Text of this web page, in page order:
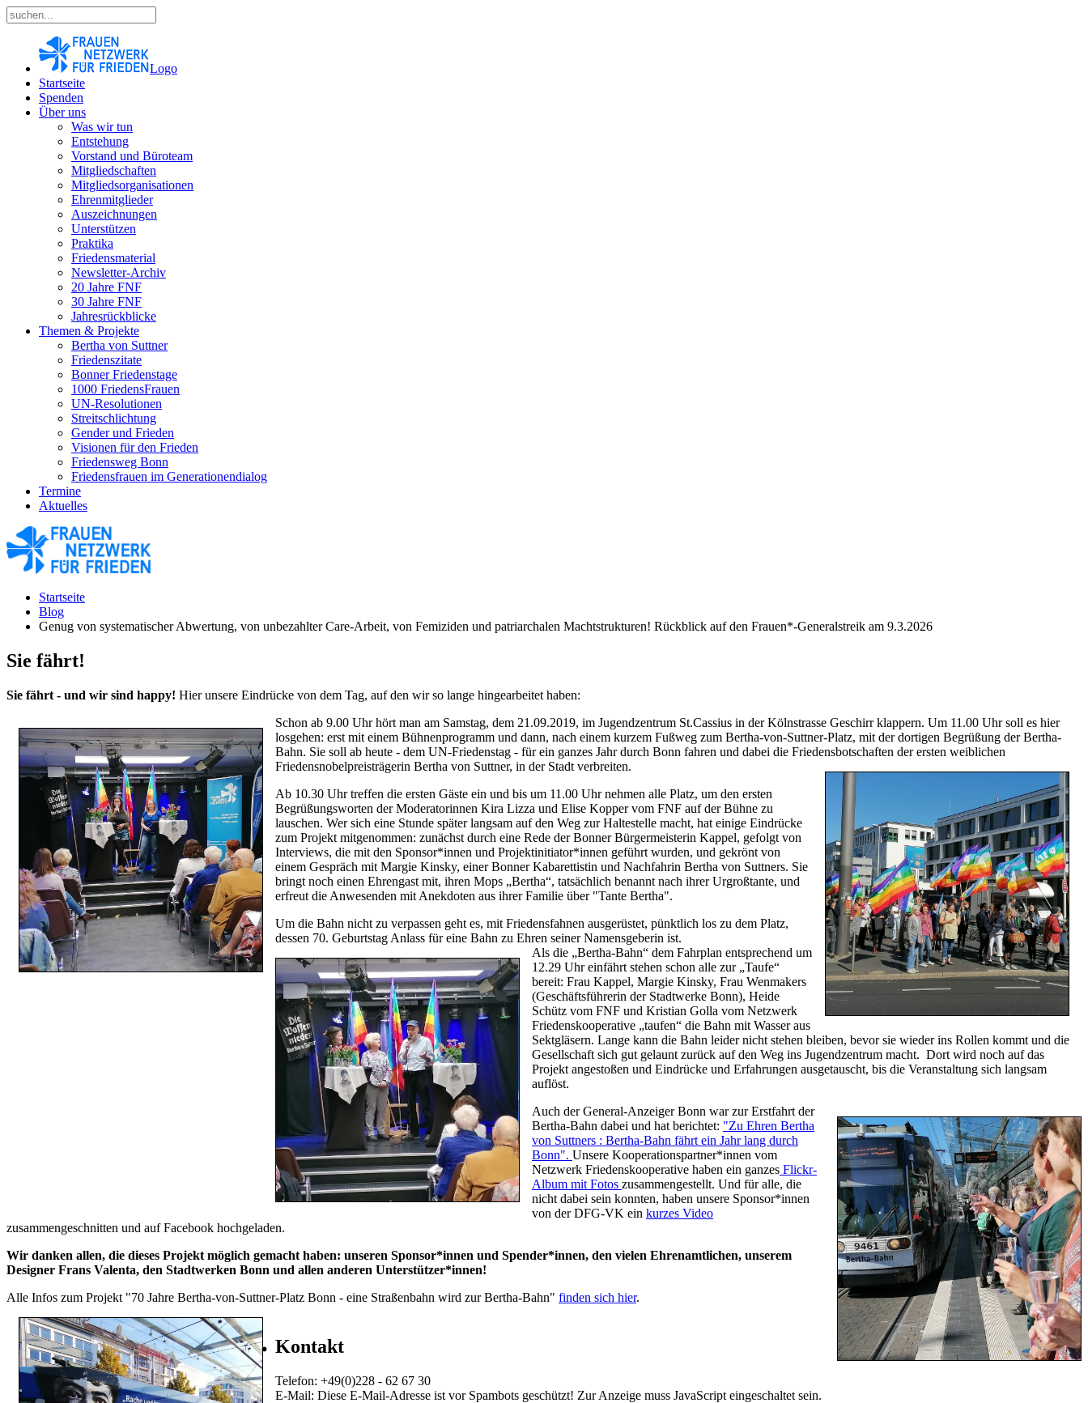
Logo
Startseite
Spenden
Über uns
Was wir tun
Entstehung
Vorstand und Büroteam
Mitgliedschaften
Mitgliedsorganisationen
Ehrenmitglieder
Auszeichnungen
Unterstützen
Praktika
Friedensmaterial
Newsletter-Archiv
20 Jahre FNF
30 Jahre FNF
Jahresrückblicke
Themen & Projekte
Bertha von Suttner
Friedenszitate
Bonner Friedenstage
1000 FriedensFrauen
UN-Resolutionen
Streitschlichtung
Gender und Frieden
Visionen für den Frieden
Friedensweg Bonn
Friedensfrauen im Generationendialog
Termine
Aktuelles
Startseite
Blog
Genug von systematischer Abwertung, von unbezahlter Care-Arbeit, von Femiziden und patriarchalen Machtstrukturen! Rückblick auf den Frauen*-Generalstreik am 9.3.2026
Sie fährt!
Sie fährt - und wir sind happy! Hier unsere Eindrücke von dem Tag, auf den wir so lange hingearbeitet haben:
Schon ab 9.00 Uhr hört man am Samstag, dem 21.09.2019, im Jugendzentrum St.Cassius in der Kölnstrasse Geschirr klappern. Um 11.00 Uhr soll es hier
losgehen: erst mit einem Bühnenprogramm und dann, nach einem kurzem Fußweg zum Bertha-von-Suttner-Platz, mit der dortigen Begrüßung der Bertha-
Bahn. Sie soll ab heute - dem UN-Friedenstag - für ein ganzes Jahr durch Bonn fahren und dabei die Friedensbotschaften der ersten weiblichen
Friedensnobelpreisträgerin Bertha von Suttner, in der Stadt verbreiten.
Ab 10.30 Uhr treffen die ersten Gäste ein und bis um 11.00 Uhr nehmen alle Platz, um den ersten
Begrüßungsworten der Moderatorinnen Kira Lizza und Elise Kopper vom FNF auf der Bühne zu
lauschen. Wer sich eine Stunde später langsam auf den Weg zur Haltestelle macht, hat einige Eindrücke
zum Projekt mitgenommen: zunächst durch eine Rede der Bonner Bürgermeisterin Kappel, gefolgt von
Interviews, die mit den Sponsor*innen und Projektinitiator*innen geführt wurden, und gekrönt von
einem Gespräch mit Margie Kinsky, einer Bonner Kabarettistin und Nachfahrin Bertha von Suttners. Sie
bringt noch einen Ehrengast mit, ihren Mops „Bertha“, tatsächlich benannt nach ihrer Urgroßtante, und
erfreut die Anwesenden mit Anekdoten aus ihrer Familie über "Tante Bertha".
Um die Bahn nicht zu verpassen geht es, mit Friedensfahnen ausgerüstet, pünktlich los zu dem Platz,
dessen 70. Geburtstag Anlass für eine Bahn zu Ehren seiner Namensgeberin ist.
Als die „Bertha-Bahn“ dem Fahrplan entsprechend um
12.29 Uhr einfährt stehen schon alle zur „Taufe“
bereit: Frau Kappel, Margie Kinsky, Frau Wenmakers
(Geschäftsführerin der Stadtwerke Bonn), Heide
Schütz vom FNF und Kristian Golla vom Netzwerk
Friedenskooperative „taufen“ die Bahn mit Wasser aus
Sektgläsern. Lange kann die Bahn leider nicht stehen bleiben, bevor sie wieder ins Rollen kommt und die
Gesellschaft sich gut gelaunt zurück auf den Weg ins Jugendzentrum macht. Dort wird noch auf das
Projekt angestoßen und Eindrücke und Erfahrungen ausgetauscht, bis die Veranstaltung sich langsam
auflöst.
Auch der General-Anzeiger Bonn war zur Erstfahrt der
Bertha-Bahn dabei und hat berichtet: "Zu Ehren Bertha
von Suttners : Bertha-Bahn fährt ein Jahr lang durch
Bonn". Unsere Kooperationspartner*innen vom
Netzwerk Friedenskooperative haben ein ganzes Flickr-
Album mit Fotos zusammengestellt. Und für alle, die
nicht dabei sein konnten, haben unsere Sponsor*innen
von der DFG-VK ein kurzes Video
zusammengeschnitten und auf Facebook hochgeladen.
Wir danken allen, die dieses Projekt möglich gemacht haben: unseren Sponsor*innen und Spender*innen, den vielen Ehrenamtlichen, unserem
Designer Frans Valenta, den Stadtwerken Bonn und allen anderen Unterstützer*innen!
Alle Infos zum Projekt "70 Jahre Bertha-von-Suttner-Platz Bonn - eine Straßenbahn wird zur Bertha-Bahn" finden sich hier.
Kontakt
Telefon: +49(0)228 - 62 67 30
E-Mail: Diese E-Mail-Adresse ist vor Spambots geschützt! Zur Anzeige muss JavaScript eingeschaltet sein.